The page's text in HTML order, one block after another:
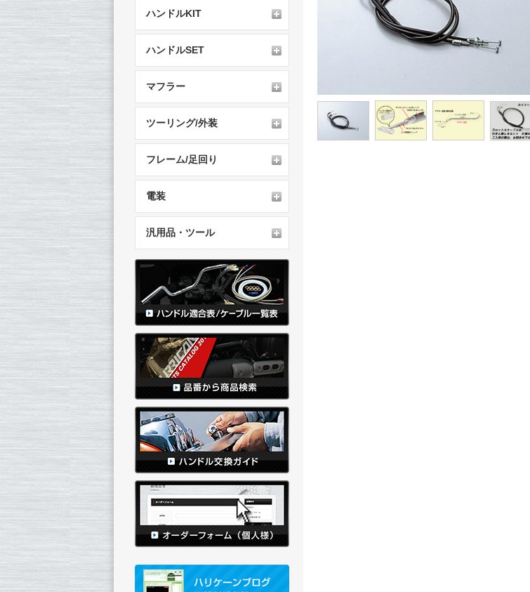
ハンドルKIT
ハンドルSET
マフラー
ツーリング/外装
フレーム/足回り
電装
汎用品・ツール